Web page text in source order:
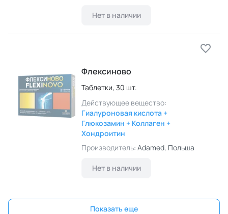
Нет в наличии
Флексиново
Таблетки, 30 шт.
Действующее вещество:
Гиалуроновая кислота +
Глюкозамин + Коллаген +
Хондроитин
Производитель: Adamed, Польша
Нет в наличии
Показать еще